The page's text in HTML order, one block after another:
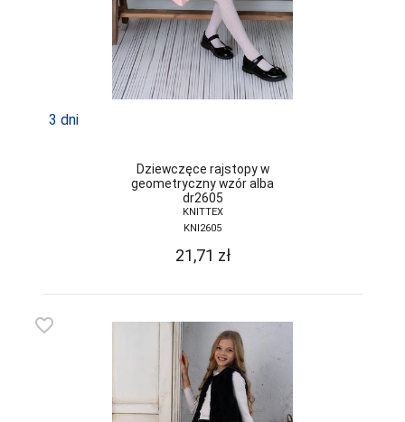
3 dni
Dziewczęce rajstopy w
geometryczny wzór alba
dr2605
KNITTEX
KNI2605
21,71 zł
favorite_border